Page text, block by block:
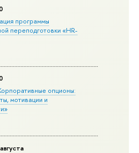
программы
переподготовки «HR-
опционы:
мотивации и